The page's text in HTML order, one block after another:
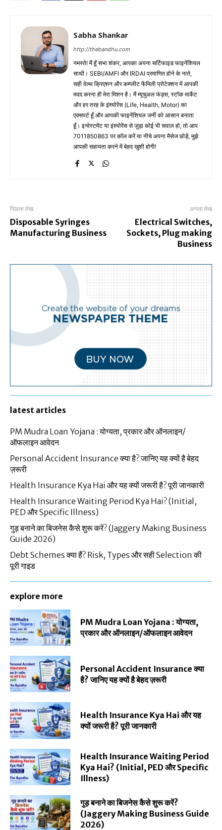
Sabha Shankar
http://thebandhu.com
नमस्ते! मैं हूँ सभा शंकर, आपका अपना सर्टिफाइड फाइनेंशियल
साथी। SEBI/AMFI और IRDAI प्रमाणित होने के नाते,
सही वेल्थ क्रिएशन और कम्प्लीट फैमिली प्रोटेक्शन में आपकी
मदद करना ही मेरा मिशन है। मैं म्यूचुअल फंड्स, स्टॉक मार्केट
और हर तरह के इंश्योरेंस (Life, Health, Motor) का
एक्सपर्ट हूँ और आपकी फाइनेंशियल जर्नी को आसान बनाता
हूँ। इन्वेस्टमेंट या इंश्योरेंस से जुड़ा कोई भी सवाल हो, तो आप
7011850863 पर कॉल करें या नीचे अपना मैसेज छोड़ें, मुझे
आपकी सहायता करने में बेहद खुशी होगी!
पिछला लेख
Disposable Syringes
Manufacturing Business
अगला लेख
Electrical Switches,
Sockets, Plug making
Business
latest articles
PM Mudra Loan Yojana : योग्यता, प्रकार और ऑनलाइन/
ऑफलाइन आवेदन
Personal Accident Insurance क्या है? जानिए यह क्यों है बेहद
ज़रूरी
Health Insurance Kya Hai और यह क्यों जरूरी है? पूरी जानकारी
Health Insurance Waiting Period Kya Hai? (Initial,
PED और Specific Illness)
गुड़ बनाने का बिजनेस कैसे शुरू करें? (Jaggery Making Business
Guide 2026)
Debt Schemes क्या हैं? Risk, Types और सही Selection की
पूरी गाइड
explore more
PM Mudra Loan Yojana : योग्यता,
प्रकार और ऑनलाइन/ऑफलाइन आवेदन
Personal Accident Insurance क्या
है? जानिए यह क्यों है बेहद ज़रूरी
Health Insurance Kya Hai और यह
क्यों जरूरी है? पूरी जानकारी
Health Insurance Waiting Period
Kya Hai? (Initial, PED और Specific
Illness)
गुड़ बनाने का बिजनेस कैसे शुरू करें?
(Jaggery Making Business Guide
2026)